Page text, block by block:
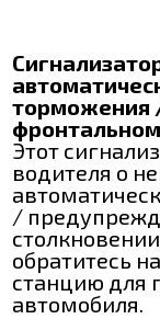
торможения
Этот
водителя о
/
обратитесь
станцию для
автомобиля.